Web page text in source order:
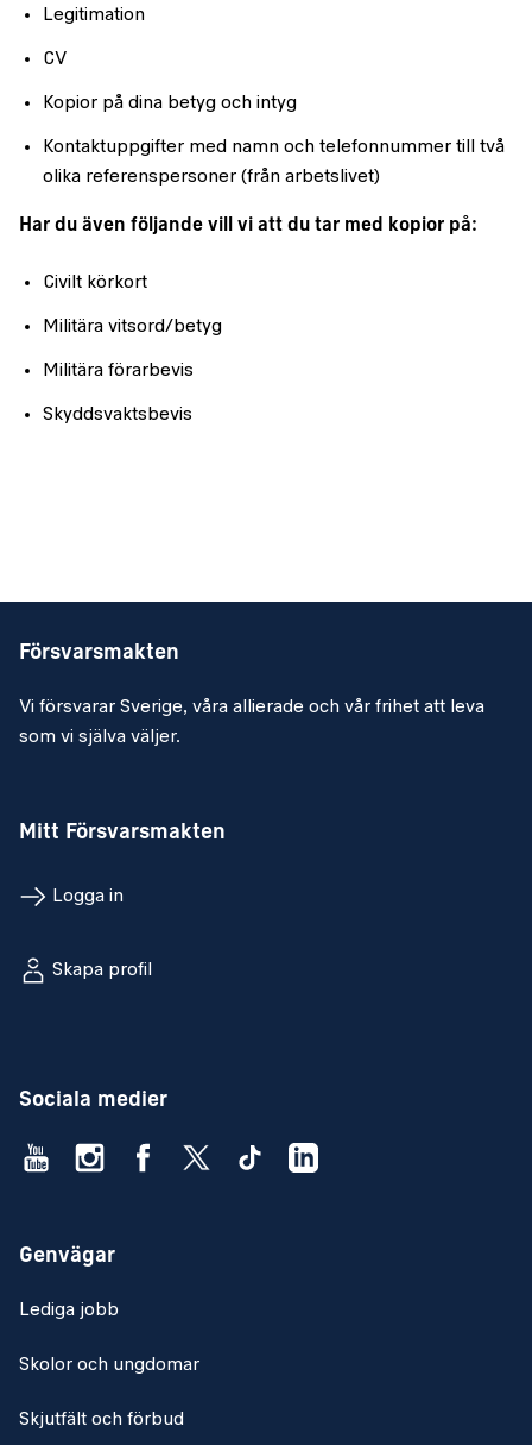
Legitimation
CV
Kopior på dina betyg och intyg
Kontaktuppgifter med namn och telefonnummer till två
olika referenspersoner (från arbetslivet)
Har du även följande vill vi att du tar med kopior på:
Civilt körkort
Militära vitsord/betyg
Militära förarbevis
Skyddsvaktsbevis
Försvarsmakten
Vi försvarar Sverige, våra allierade och vår frihet att leva
som vi själva väljer.
Mitt Försvarsmakten
Logga in
Skapa profil
Sociala medier
Genvägar
Lediga jobb
Skolor och ungdomar
Skjutfält och förbud